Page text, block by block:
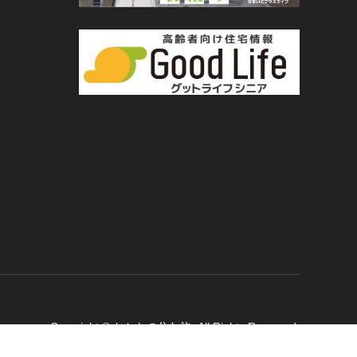
Copyright©おとなの住む旅. All Rights Reserved.